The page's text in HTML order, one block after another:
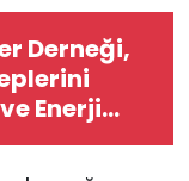
Derneği,
Enerji
iletti